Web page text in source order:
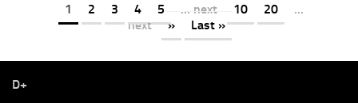
1 2 3 4 5 ... next 10 20
...
next
» Last »
D+